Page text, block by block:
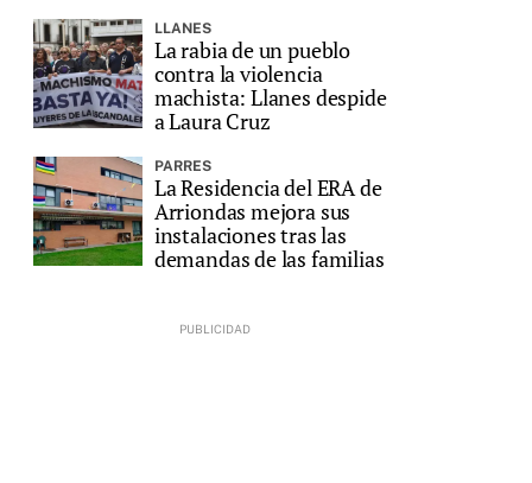
LLANES
La rabia de un pueblo
contra la violencia
machista: Llanes despide
a Laura Cruz
PARRES
La Residencia del ERA de
Arriondas mejora sus
instalaciones tras las
demandas de las familias